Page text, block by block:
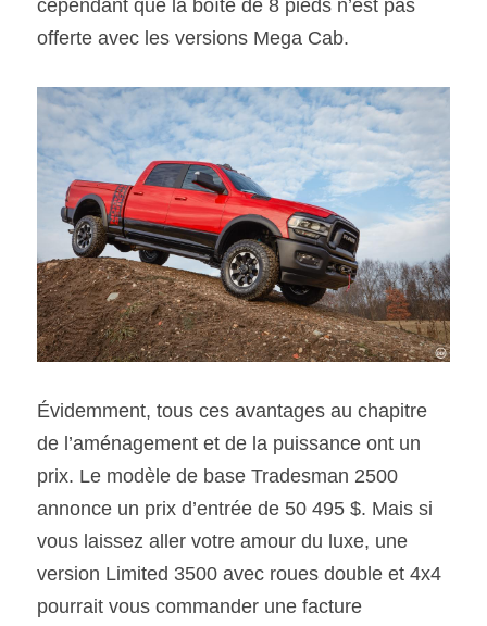
cependant que la boîte de 8 pieds n’est pas
offerte avec les versions Mega Cab.
Évidemment, tous ces avantages au chapitre
de l’aménagement et de la puissance ont un
prix. Le modèle de base Tradesman 2500
annonce un prix d’entrée de 50 495 $. Mais si
vous laissez aller votre amour du luxe, une
version Limited 3500 avec roues double et 4x4
pourrait vous commander une facture